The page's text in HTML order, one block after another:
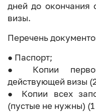
дней до окончания
визы.
Перечень
● Паспорт;
● Копии
действующей визы
● Копии всех
(пустые не нужны) (1